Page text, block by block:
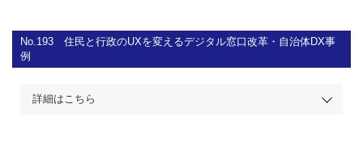
No.193 住民と行政のUXを変えるデジタル窓口改革・自治体DX事
例
詳細はこちら